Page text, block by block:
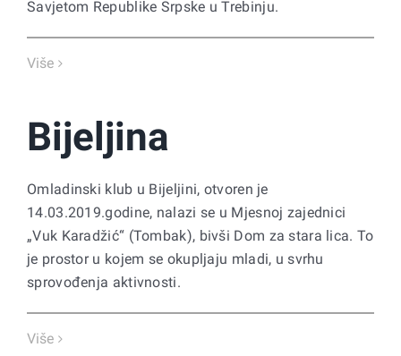
Savjetom Republike Srpske u Trebinju.
Više
Bijeljina
Omladinski klub u Bijeljini, otvoren je
14.03.2019.godine, nalazi se u Mjesnoj zajednici
„Vuk Karadžić“ (Tombak), bivši Dom za stara lica. To
je prostor u kojem se okupljaju mladi, u svrhu
sprovođenja aktivnosti.
Više